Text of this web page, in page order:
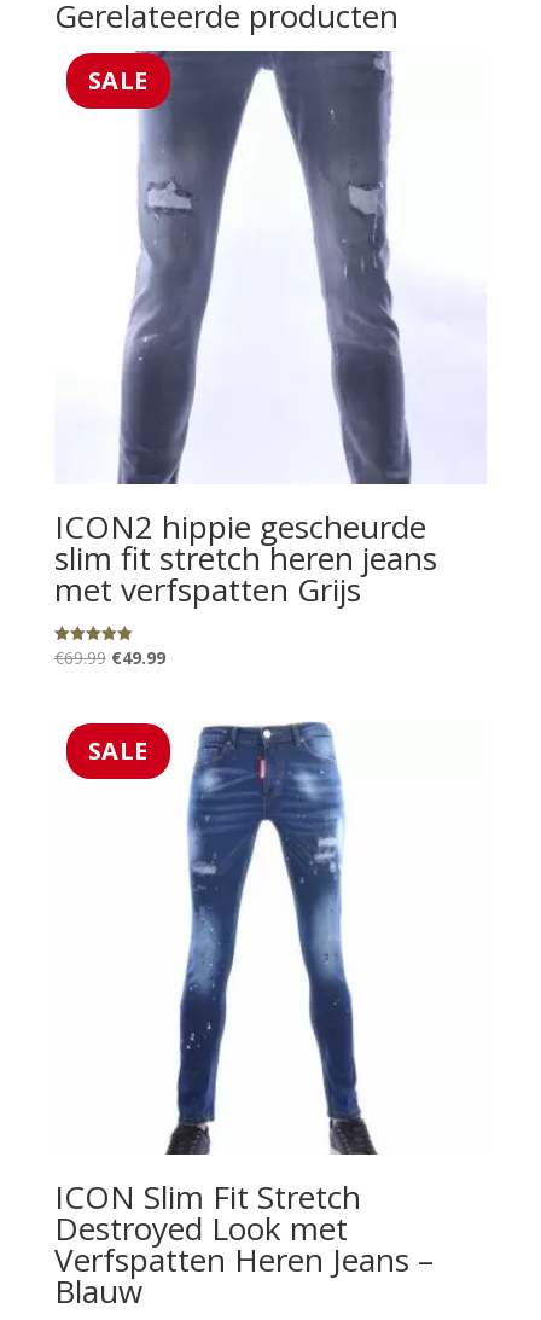
Gerelateerde producten
SALE
ICON2 hippie gescheurde
slim fit stretch heren jeans
met verfspatten Grijs
Gewaardeerd
5.00
€69.99 Oorspronkelijke
€69.99.
€49.99Huidige
€49.99.
SALE
ICON Slim Fit Stretch
Destroyed Look met
Verfspatten Heren Jeans –
Blauw